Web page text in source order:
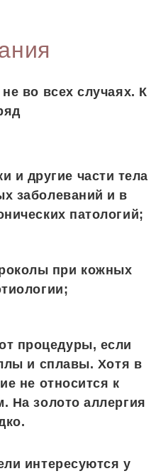
во всех случаях. К
и другие части тела
заболеваний и в
патологий;
при кожных
процедуры, если
и сплавы. Хотя в
не относится к
На золото аллергия
интересуются у